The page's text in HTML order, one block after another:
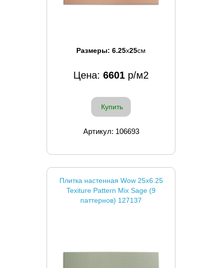
Размеры: 6.25x25см
Цена: 6601 р/м2
Купить
Артикул: 106693
Плитка настенная Wow 25x6.25
Texiture Pattern Mix Sage (9
паттернов) 127137